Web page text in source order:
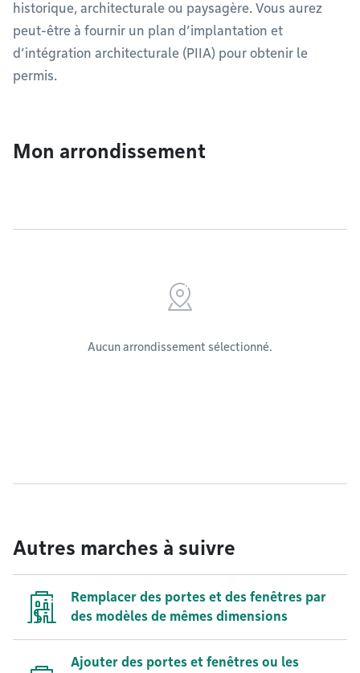
historique, architecturale ou paysagère. Vous aurez
peut-être à fournir un plan d’implantation et
d’intégration architecturale (PIIA) pour obtenir le
permis.
Mon arrondissement
Aucun arrondissement sélectionné.
Autres marches à suivre
Remplacer des portes et des fenêtres par
des modèles de mêmes dimensions
Ajouter des portes et fenêtres ou les